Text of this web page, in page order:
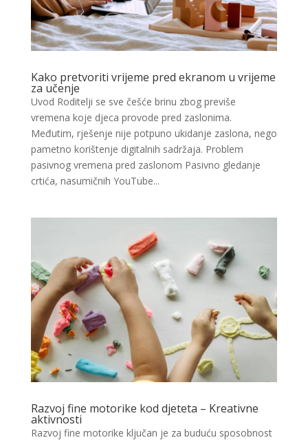
Kako pretvoriti vrijeme pred ekranom u vrijeme
za učenje
Uvod Roditelji se sve češće brinu zbog previše
vremena koje djeca provode pred zaslonima.
Međutim, rješenje nije potpuno ukidanje zaslona, nego
pametno korištenje digitalnih sadržaja. Problem
pasivnog vremena pred zaslonom Pasivno gledanje
crtića, nasumičnih YouTube...
Razvoj fine motorike kod djeteta – Kreativne
aktivnosti
Razvoj fine motorike ključan je za buduću sposobnost